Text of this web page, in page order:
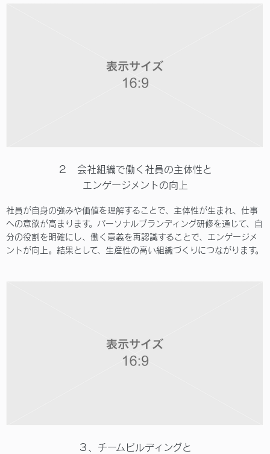
２ 会社組織で働く社員の主体性と
エンゲージメントの向上
社員が自身の強みや価値を理解することで、主体性が生まれ、仕事
への意欲が高まります。パーソナルブランディング研修を通じて、自
分の役割を明確にし、働く意義を再認識することで、エンゲージメ
ントが向上。結果として、生産性の高い組織づくりにつながります。
３、チームビルディングと